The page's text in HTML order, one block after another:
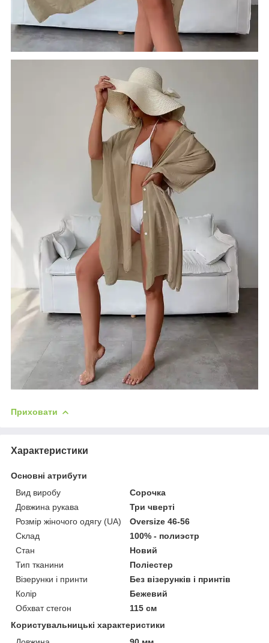
Приховати
Характеристики
Основні атрибути
Вид виробу
Сорочка
Довжина рукава
Три чверті
Розмір жіночого одягу (UA)
Oversize 46-56
Склад
100% - полиэстр
Стан
Новий
Тип тканини
Поліестер
Візерунки і принти
Без візерунків і принтів
Колір
Бежевий
Обхват стегон
115 см
Користувальницькі характеристики